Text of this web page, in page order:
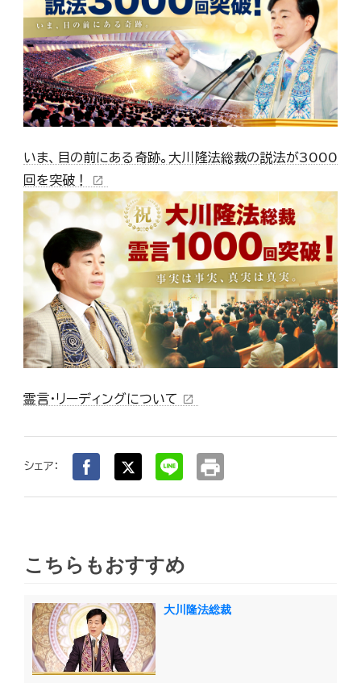
いま、目の前にある奇跡。大川隆法総裁の説法が3000
回を突破！
open_in_new
霊言・リーディングについて open_in_new
シェア： print
こちらもおすすめ
大川隆法総裁